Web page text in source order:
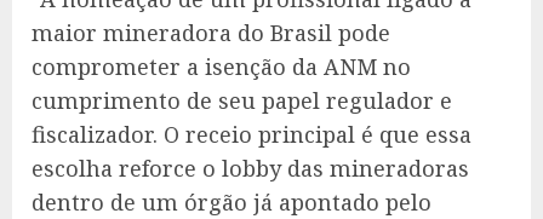
maior mineradora do Brasil pode
comprometer a isenção da ANM no
cumprimento de seu papel regulador e
fiscalizador. O receio principal é que essa
escolha reforce o lobby das mineradoras
dentro de um órgão já apontado pelo